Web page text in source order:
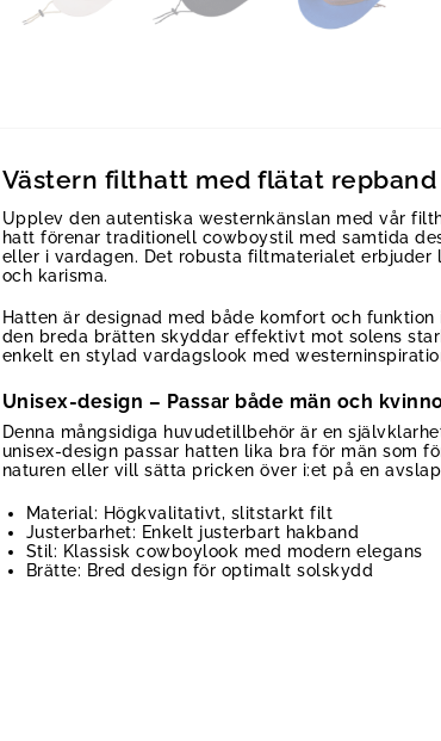
Västern filthatt med flätat
Upplev den autentiska westernkänslan med vår
hatt förenar traditionell cowboystil med samtida
eller i vardagen. Det robusta filtmaterialet
och karisma.
Hatten är designad med både komfort och
den breda brätten skyddar effektivt mot solens
enkelt en stylad vardagslook med
Unisex-design – Passar både män och
Denna mångsidiga huvudetillbehör är en
unisex-design passar hatten lika bra för män som
naturen eller vill sätta pricken över i:et på en
Material: Högkvalitativt, slitstarkt filt
Justerbarhet: Enkelt justerbart hakband
Stil: Klassisk cowboylook med modern elegans
Brätte: Bred design för optimalt solskydd